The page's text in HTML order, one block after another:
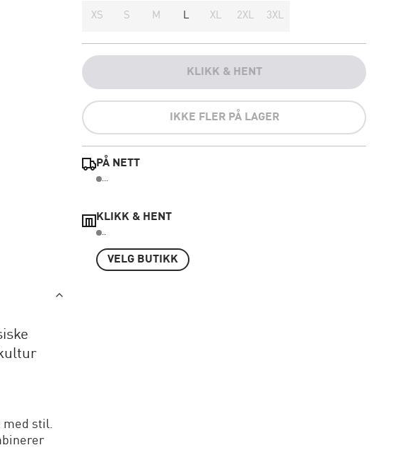
med stil.
XS S M L XL 2XL 3XL
KLIKK & HENT
IKKE FLER PÅ LAGER
PÅ NETT
...
KLIKK & HENT
..
VELG BUTIKK